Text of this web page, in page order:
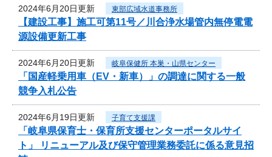
2024年6月20日更新 東部広域水道事務所
【建設工事】施工可第11号／川合浄水場管内無停電電
源設備更新工事
2024年6月20日更新 岐阜保健所 本巣・山県センター
「国産軽乗用車（EV・新車）」の調達に関する一般
競争入札公告
2024年6月19日更新 子育て支援課
「岐阜県保育士・保育所支援センターポータルサイ
ト」 リニューアル及び保守管理業務委託に係る意見招